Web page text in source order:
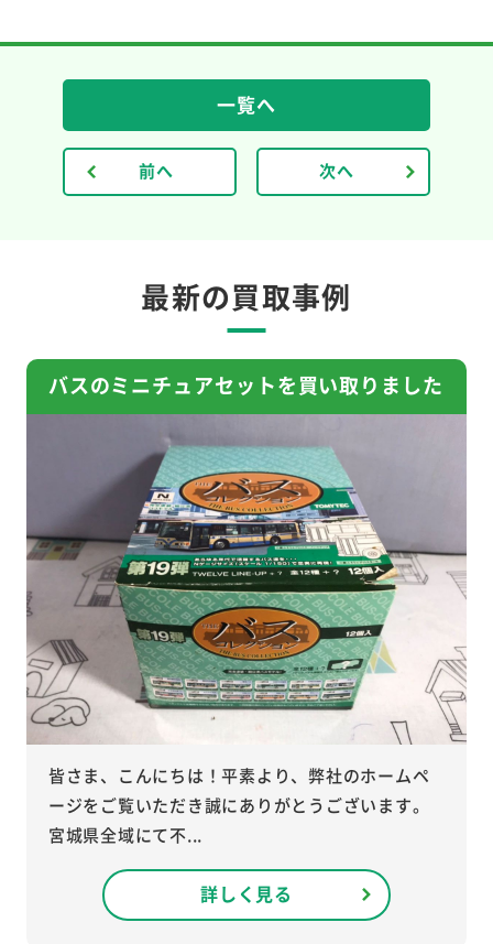
前へ
一覧へ
次へ
最新の買取事例
バスのミニチュアセットを買い取りました
皆さま、こんにちは！平素より、弊社のホームペ
ージをご覧いただき誠にありがとうございます。
宮城県全域にて不...
詳しく見る